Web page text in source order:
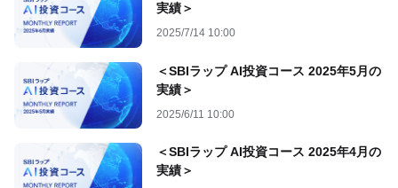
実績＞
2025/7/14 10:00
＜SBIラップ AI投資コース 2025年5月の
実績＞
2025/6/11 10:00
＜SBIラップ AI投資コース 2025年4月の
実績＞